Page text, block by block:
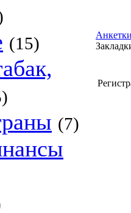
(15)
(7)